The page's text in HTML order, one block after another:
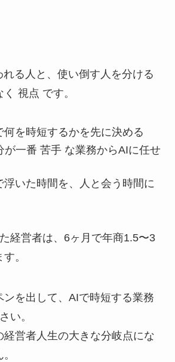
る人と、使い倒す人を分ける
視点 です。
何を時短するかを先に決める
が一番 苦手 な業務からAIに任せ
浮いた時間を、人と会う時間に
経営者は、6ヶ月で年商1.5〜3
。
ンを出して、AIで時短する業務
い。
経営者人生の大きな分岐点にな